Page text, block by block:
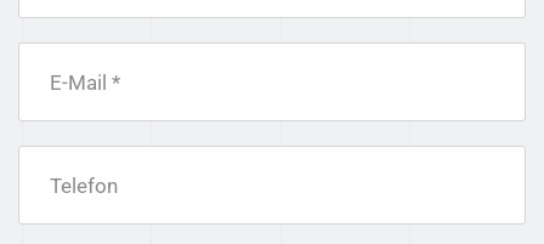
E-Mail *
Telefon